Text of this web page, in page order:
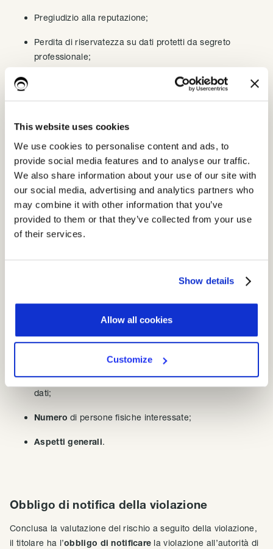
This website uses cookies
We use cookies to personalise content and ads, to
provide social media features and to analyse our traffic.
We also share information about your use of our site with
our social media, advertising and analytics partners who
may combine it with other information that you’ve
provided to them or that they’ve collected from your use
of their services.
Show details
Allow all cookies
Customize
Pregiudizio alla reputazione;
Perdita di riservatezza su dati protetti da segreto
professionale;
Decifratura illecita della pseudonimizzazione;
Privazione dei loro diritti e delle loro libertà;
Impedimento ad esercitare controllo sui dati personali
Il gruppo di lavoro dei Garanti Europei raccomanda di
affrontare tale valutazionetenendo in considerazione i
seguenti criteri:
, carattere sensibile e volume dei dati personali;
Facilità di identificazionedelle persone fisiche;
particolari dell’interessato;
Caratteristicheparticolari deltitolaredel trattamento di
dati;
Numerodi persone fisiche interessate;
Aspetti generali.
Obbligo di notifica della violazione
Conclusa la valutazione del rischio a seguito della violazione,
il titolare ha l’obbligo di notificare la violazione all’autorità di